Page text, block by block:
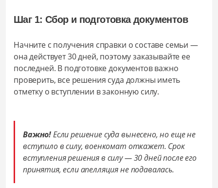
Шаг 1: Сбор и подготовка документов
Начните с получения справки о составе семьи —
она действует 30 дней, поэтому заказывайте ее
последней. В подготовке документов важно
проверить, все решения суда должны иметь
отметку о вступлении в законную силу.
Важно!Если решение суда вынесено, но еще не
вступило в силу, военкомат откажет. Срок
вступления решения в силу — 30 дней после его
принятия, если апелляция не подавалась.